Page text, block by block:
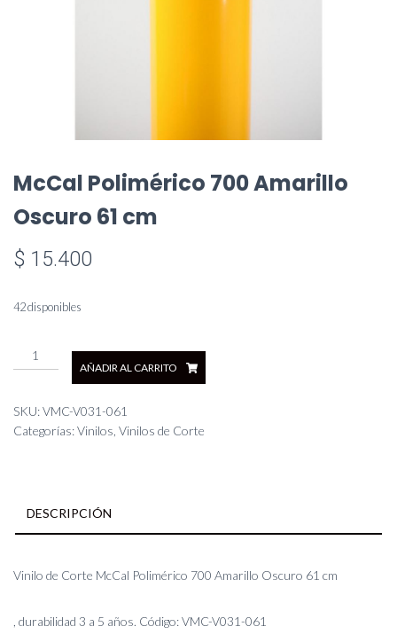
McCal Polimérico 700 Amarillo
Oscuro 61 cm
$ 15.400
42 disponibles
McCal
Polimérico
Amarillo
Oscuro
AÑADIR AL CARRITO
SKU:VMC-V031-061
Categorías:Vinilos Vinilos de Corte
DESCRIPCIÓN
Vinilo de Corte McCal Polimérico 700 Amarillo Oscuro 61 cm
, durabilidad 3 a 5 años. Código: VMC-V031-061